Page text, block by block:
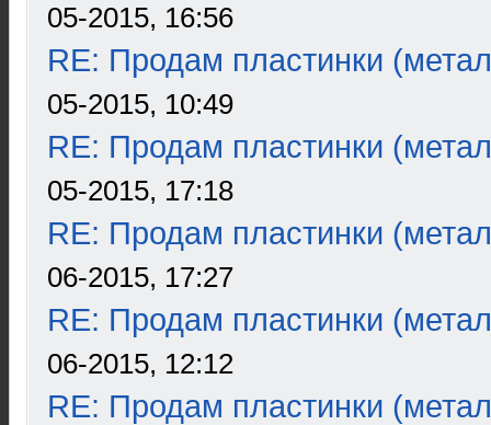
05-2015, 16:56
RE: Продам пластинки
05-2015, 10:49
RE: Продам пластинки
05-2015, 17:18
RE: Продам пластинки
06-2015, 17:27
RE: Продам пластинки
06-2015, 12:12
RE: Продам пластинки